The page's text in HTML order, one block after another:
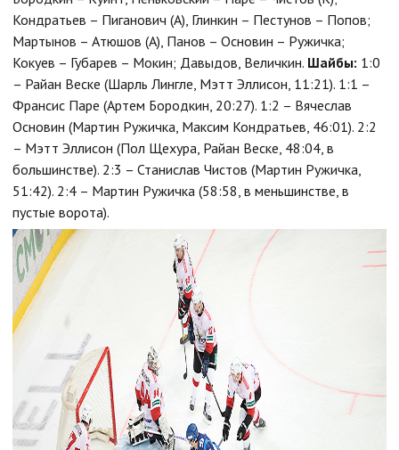
Кондратьев – Пиганович (А), Глинкин – Пестунов – Попов;
Мартынов – Атюшов (А), Панов – Основин – Ружичка;
Кокуев – Губарев – Мокин; Давыдов, Величкин. Шайбы: 1:0
– Райан Веске (Шарль Лингле, Мэтт Эллисон, 11:21). 1:1 –
Франсис Паре (Артем Бородкин, 20:27). 1:2 – Вячеслав
Основин (Мартин Ружичка, Максим Кондратьев, 46:01). 2:2
– Мэтт Эллисон (Пол Щехура, Райан Веске, 48:04, в
большинстве). 2:3 – Станислав Чистов (Мартин Ружичка,
51:42). 2:4 – Мартин Ружичка (58:58, в меньшинстве, в
пустые ворота).